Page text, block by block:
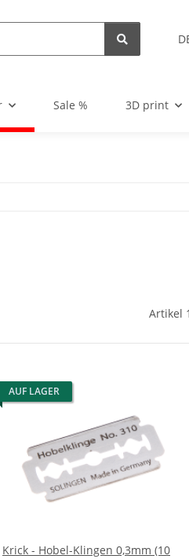
Sale % 3D print
Artikel
AUF LAGER
Krick - Hobel-Klingen 0,3mm (10